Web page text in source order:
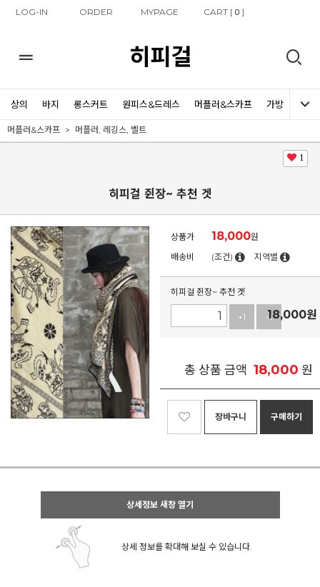
LOG-IN ORDER MYPAGE CART [0 ]
히피걸
상의 바지 롱스커트 원피스&드레스 머플러&스카프 가방 신발
머플러&스카프 머플러, 레깅스, 벨트
1
히피걸 쥔장~ 추천 겟
상품가 18,000원
배송비
(조건) 지역별
히피걸 쥔장~ 추천 겟
+1 -1
18,000원
총 상품 금액 18,000 원
장바구니 구매하기
상세정보 새창 열기
상세 정보를 확대해 보실 수 있습니다.